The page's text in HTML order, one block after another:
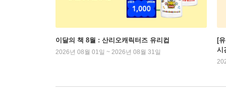
이달의 책 8월 : 산리오캐릭터즈 유리컵
2026년 08월 01일 ~ 2026년 08월 31일
[
시